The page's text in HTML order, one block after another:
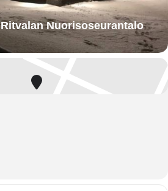
Ritvalan Nuorisoseurantalo